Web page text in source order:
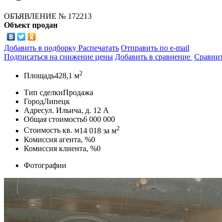
ОБЪЯВЛЕНИЕ № 172213
Объект продан
Добавить в подборку Распечатать Отправить по e-mail
Подписаться на снижение цены Добавить в сравнение
Площадь428,1 м2
Тип сделкиПродажа
ГородЛипецк
Адресул. Ильича, д. 12 А
Общая стоимость6 000 000
Стоимость кв. м14 018 за м2
Комиссия агента, %0
Комиссия клиента, %0
Фотографии